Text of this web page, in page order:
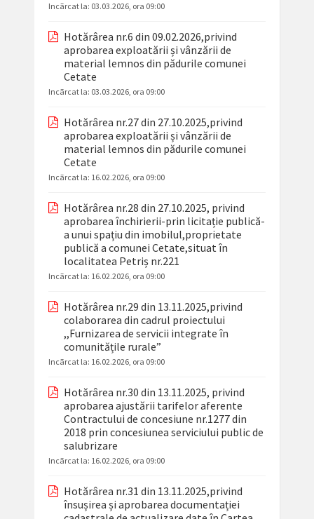
Incãrcat la: 03.03.2026, ora 09:00
Hotărârea nr.6 din 09.02.2026,privind
aprobarea exploatării și vânzării de
material lemnos din pădurile comunei
Cetate
Incãrcat la: 03.03.2026, ora 09:00
Hotărârea nr.27 din 27.10.2025,privind
aprobarea exploatării și vânzării de
material lemnos din pădurile comunei
Cetate
Incãrcat la: 16.02.2026, ora 09:00
Hotărârea nr.28 din 27.10.2025, privind
aprobarea închirierii-prin licitație publică-
a unui spațiu din imobilul,proprietate
publică a comunei Cetate,situat în
localitatea Petriș nr.221
Incãrcat la: 16.02.2026, ora 09:00
Hotărârea nr.29 din 13.11.2025,privind
colaborarea din cadrul proiectului
,,Furnizarea de servicii integrate în
comunitățile rurale”
Incãrcat la: 16.02.2026, ora 09:00
Hotărârea nr.30 din 13.11.2025, privind
aprobarea ajustării tarifelor aferente
Contractului de concesiune nr.1277 din
2018 prin concesiunea serviciului public de
salubrizare
Incãrcat la: 16.02.2026, ora 09:00
Hotărârea nr.31 din 13.11.2025,privind
însușirea și aprobarea documentației